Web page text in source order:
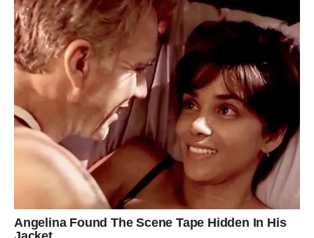
sigurnu ljubav bez straha od gubitka
priliku koja menja životni pravac
dubok osećaj unutrašnjeg mira
Bikovi više neće morati da se bore da zadrže ono što
vole. Ono što im pripada — ostaje.
Ovo je nagrada za strpljenje, vernost i istrajnost.